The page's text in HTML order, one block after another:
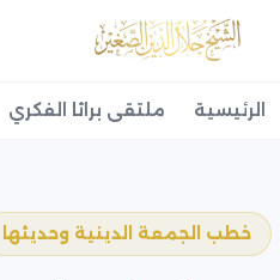
الرئيسية ملتقى براثا الفكري
خطب الجمعة الدينية وحديثها